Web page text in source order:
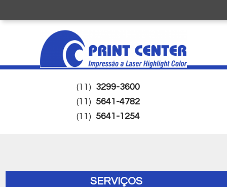
(11) 3299-3600
(11) 5641-4782
(11) 5641-1254
SERVIÇOS